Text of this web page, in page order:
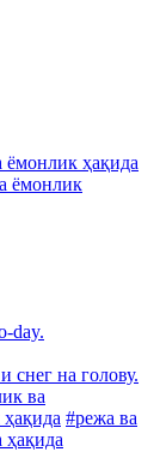
ҳақида
ёмонлик
day.
снег на голову.
ва
#режа ва
ҳақида